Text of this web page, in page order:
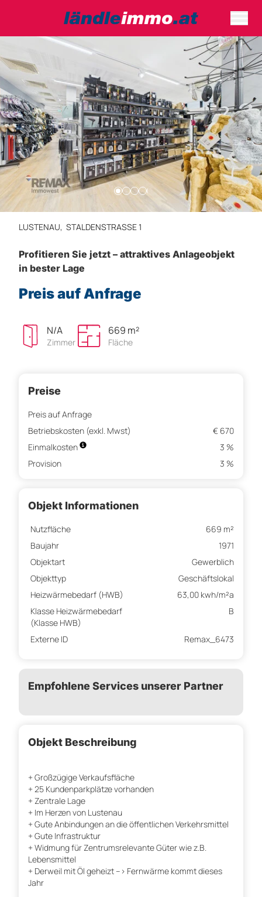
LUSTENAU, STALDENSTRASSE 1
Profitieren Sie jetzt – attraktives Anlageobjekt
in bester Lage
Preis auf Anfrage
N/A
Zimmer
669 m²
Fläche
Preise
Preis auf Anfrage
Betriebskosten (exkl. Mwst)
€ 670
Einmalkosten
3 %
Provision
3 %
Objekt Informationen
Nutzfläche
669 m²
Baujahr
1971
Objektart
Gewerblich
Objekttyp
Geschäftslokal
Heizwärmebedarf (HWB)
63,00 kwh/m²a
Klasse Heizwärmebedarf
(Klasse HWB)
B
Externe ID Remax_6473
Empfohlene Services unserer Partner
Objekt Beschreibung
+ Großzügige Verkaufsfläche
+ 25 Kundenparkplätze vorhanden
+ Zentrale Lage
+ Im Herzen von Lustenau
+ Gute Anbindungen an die öffentlichen Verkehrsmittel
+ Gute Infrastruktur
+ Widmung für Zentrumsrelevante Güter wie z.B.
Lebensmittel
+ Derweil mit Öl geheizt --> Fernwärme kommt dieses
Jahr